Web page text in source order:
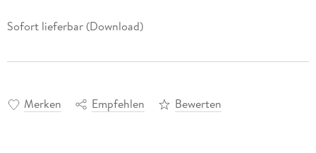
Sofort lieferbar (Download)
Merken Empfehlen Bewerten